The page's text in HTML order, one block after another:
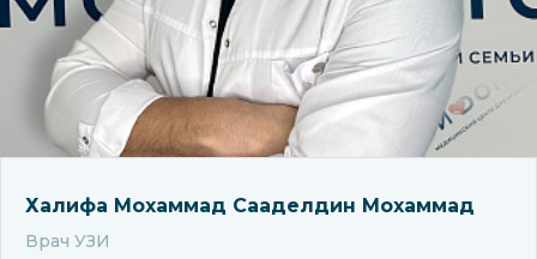
Халифа Мохаммад Сааделдин Мохаммад
Врач УЗИ